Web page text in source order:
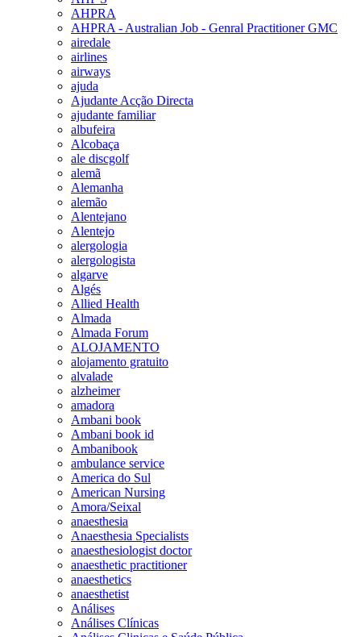
AHPRA
AHPRA - Australian Job - Genral Practitioner GMC
airedale
airlines
airways
ajuda
Ajudante Acção Directa
ajudante familiar
albufeira
Alcobaça
ale discgolf
alemã
Alemanha
alemão
Alentejano
Alentejo
alergologia
alergologista
algarve
Algés
Allied Health
Almada
Almada Forum
ALOJAMENTO
alojamento gratuito
alvalade
alzheimer
amadora
Ambani book
Ambani book id
Ambanibook
ambulance service
America do Sul
American Nursing
Amora/Seixal
anaesthesia
Anaesthesia Specialists
anaesthesiologist doctor
anaesthetic practitioner
anaesthetics
anaesthetist
Análises
Análises Clínicas